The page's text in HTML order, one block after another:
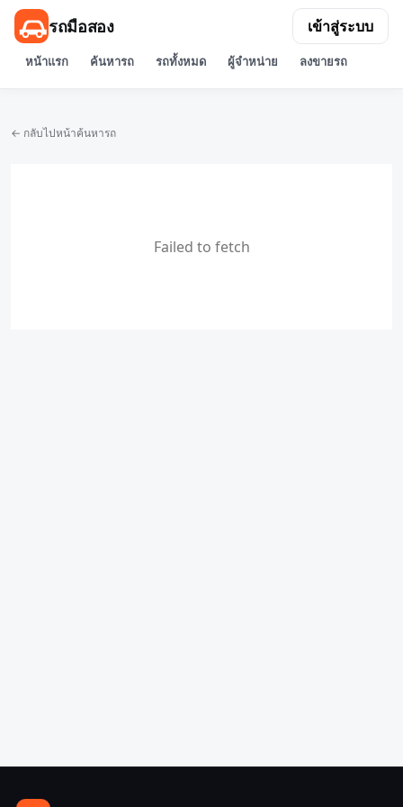
รถมือสอง
หน้าแรก ค้นหารถ รถทั้งหมด ผู้จำหน่าย ลงขายรถ
เข้าสู่ระบบ
← กลับไปหน้าค้นหารถ
Failed to fetch